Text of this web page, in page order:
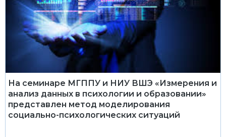
На семинаре МГППУ и НИУ ВШЭ «Измерения и
анализ данных в психологии и образовании»
представлен метод моделирования
социально-психологических ситуаций